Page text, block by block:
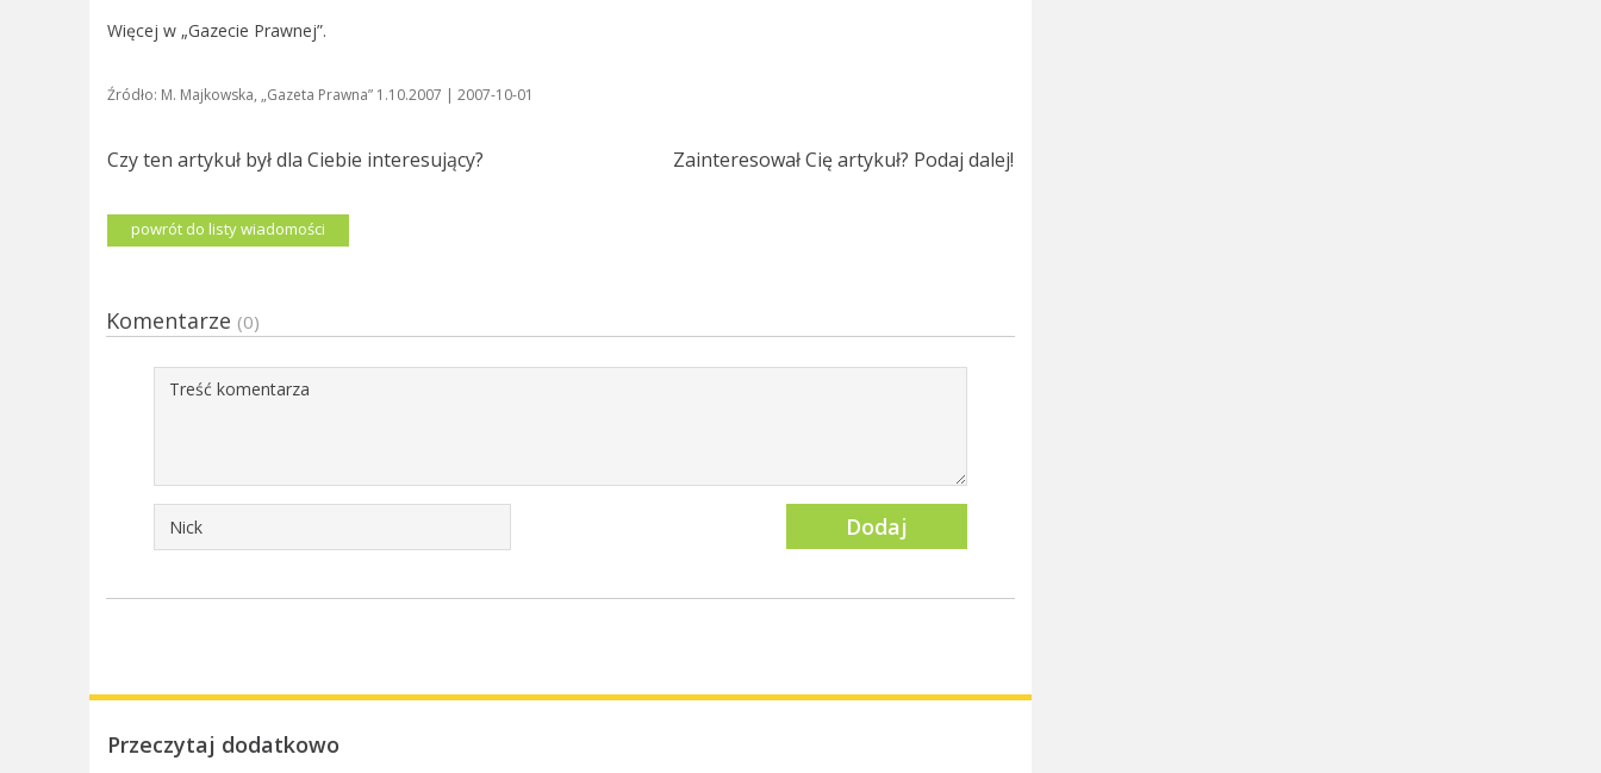
Więcej w „Gazecie Prawnej”.
Źródło: M. Majkowska, „Gazeta Prawna” 1.10.2007 | 2007-10-01
Czy ten artykuł był dla Ciebie interesujący? Zainteresował Cię artykuł? Podaj dalej!
powrót do listy wiadomości
Komentarze (0)
Dodaj
Przeczytaj dodatkowo